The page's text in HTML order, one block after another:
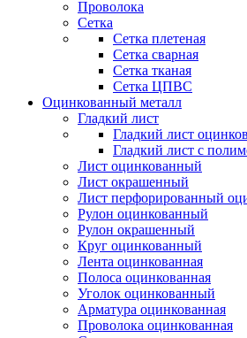
Проволока
Сетка
Сетка плетеная
Сетка сварная
Сетка тканая
Сетка ЦПВС
Оцинкованный металл
Гладкий лист
Гладкий лист
Гладкий лист с
Лист оцинкованный
Лист окрашенный
Лист перфорированный
Рулон оцинкованный
Рулон окрашенный
Круг оцинкованный
Лента оцинкованная
Полоса оцинкованная
Уголок оцинкованный
Арматура оцинкованная
Проволока оцинкованная